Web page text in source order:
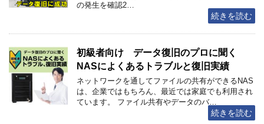
の発生を確認2…
続きを読む
初級者向け データ復旧のプロに聞く
NASによくあるトラブルと復旧実績
ネットワークを通してファイルの共有ができるNAS
は、企業ではもちろん、最近では家庭でも利用され
ています。 ファイル共有やデータのバ…
続きを読む